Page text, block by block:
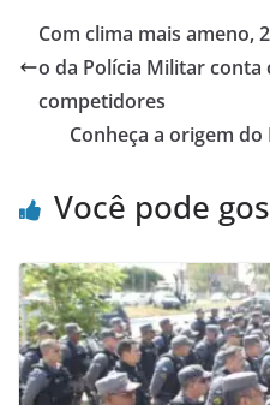
Com clima mais ameno,
o da Polícia Militar conta
competidores
Conheça a origem
Você pode